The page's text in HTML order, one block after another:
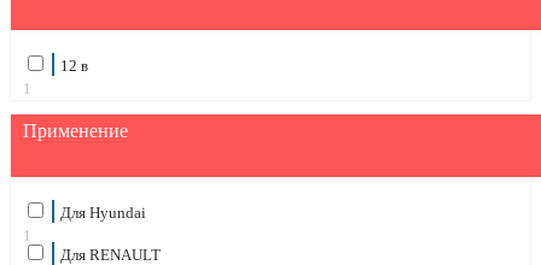
12 в
1
Применение
Для Hyundai
1
Для RENAULT